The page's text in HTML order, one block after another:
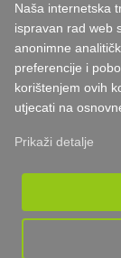
85% robe
Dostava
Naša internetska
ispravan rad web
anonimne
preferencije i
korištenjem ovih
utjecati na
Prikaži detalje